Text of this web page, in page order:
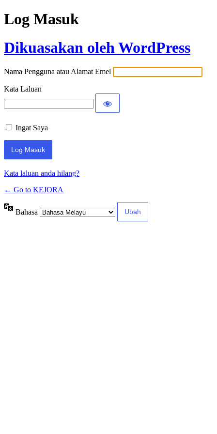
Log Masuk
Dikuasakan oleh WordPress
Nama Pengguna atau Alamat Emel
Kata Laluan
Ingat Saya
Kata laluan anda hilang?
← Go to KEJORA
Bahasa